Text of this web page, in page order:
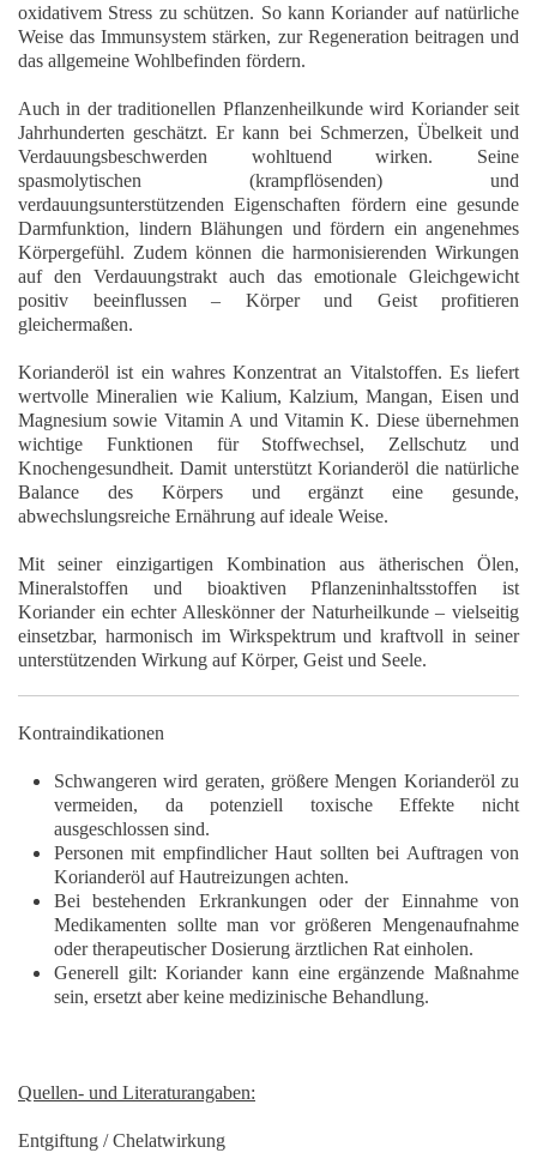
oxidativem Stress zu schützen. So kann Koriander auf natürliche
Weise das Immunsystem stärken, zur Regeneration beitragen und
das allgemeine Wohlbefinden fördern.
Auch in der traditionellen Pflanzenheilkunde wird Koriander seit
Jahrhunderten geschätzt. Er kann bei Schmerzen, Übelkeit und
Verdauungsbeschwerden wohltuend wirken. Seine
spasmolytischen (krampflösenden) und
verdauungsunterstützenden Eigenschaften fördern eine gesunde
Darmfunktion, lindern Blähungen und fördern ein angenehmes
Körpergefühl. Zudem können die harmonisierenden Wirkungen
auf den Verdauungstrakt auch das emotionale Gleichgewicht
positiv beeinflussen – Körper und Geist profitieren
gleichermaßen.
Korianderöl ist ein wahres Konzentrat an Vitalstoffen. Es liefert
wertvolleMineralien wie Kalium, Kalzium, Mangan, Eisen und
Magnesium sowie Vitamin A und Vitamin K. Diese übernehmen
wichtige Funktionen für Stoffwechsel, Zellschutz und
Knochengesundheit. Damit unterstützt Korianderöl die natürliche
Balance des Körpers und ergänzt eine gesunde,
abwechslungsreiche Ernährung auf ideale Weise.
Mit seiner einzigartigen Kombination aus ätherischen Ölen,
Mineralstoffen und bioaktiven Pflanzeninhaltsstoffen ist
Koriander ein echter Alleskönner der Naturheilkunde – vielseitig
einsetzbar, harmonisch im Wirkspektrum und kraftvoll in seiner
unterstützenden Wirkung auf Körper, Geist und Seele.
Kontraindikationen
Schwangeren wird geraten, größere Mengen Korianderöl zu
vermeiden, da potenziell toxische Effekte nicht
ausgeschlossen sind.
Personen mit empfindlicher Haut sollten bei Auftragen von
Korianderöl auf Hautreizungen achten.
Bei bestehenden Erkrankungen oder der Einnahme von
Medikamenten sollte man vor größeren Mengenaufnahme
oder therapeutischer Dosierung ärztlichen Rat einholen.
Generell gilt: Koriander kann eine ergänzende Maßnahme
sein, ersetzt aber keine medizinische Behandlung.
Quellen- und Literaturangaben:
Entgiftung / Chelatwirkung